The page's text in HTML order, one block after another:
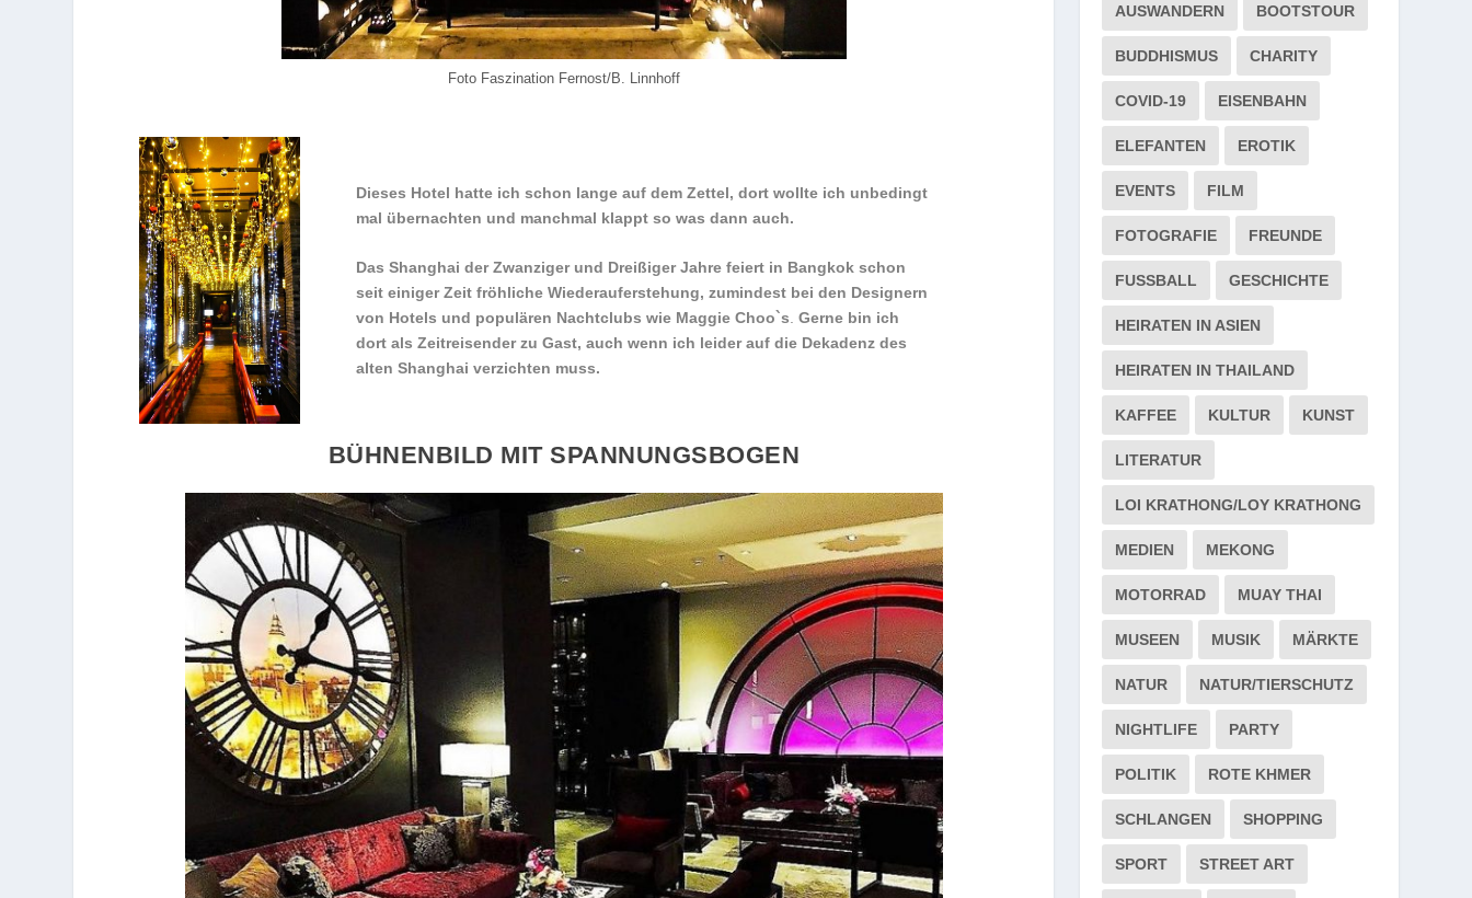
Foto Faszination Fernost/B. Linnhoff
Dieses Hotel hatte ich schon lange auf dem Zettel, dort wollte ich unbedingt
mal übernachten und manchmal klappt so was dann auch.
Das Shanghai der Zwanziger und Dreißiger Jahre feiert in Bangkok schon
seit einiger Zeit fröhliche Wiederauferstehung, zumindest bei den Designern
von Hotels und populären Nachtclubs wie Maggie Choo`s Gerne bin ich
dort als Zeitreisender zu Gast, auch wenn ich leider auf die Dekadenz des
alten Shanghai verzichten muss.
BÜHNENBILD MIT SPANNUNGSBOGEN
AUSWANDERN BOOTSTOUR
BUDDHISMUS CHARITY
COVID-19 EISENBAHN
ELEFANTEN EROTIK
EVENTS FILM
FOTOGRAFIE FREUNDE
FUSSBALL GESCHICHTE
HEIRATEN IN ASIEN
HEIRATEN IN THAILAND
KAFFEE KULTUR KUNST
LITERATUR
LOI KRATHONG/LOY KRATHONG
MEDIEN MEKONG
MOTORRAD MUAY THAI
MUSEEN MUSIK MÄRKTE
NATUR NATUR/TIERSCHUTZ
NIGHTLIFE PARTY
POLITIK ROTE KHMER
SCHLANGEN SHOPPING
SPORT STREET ART